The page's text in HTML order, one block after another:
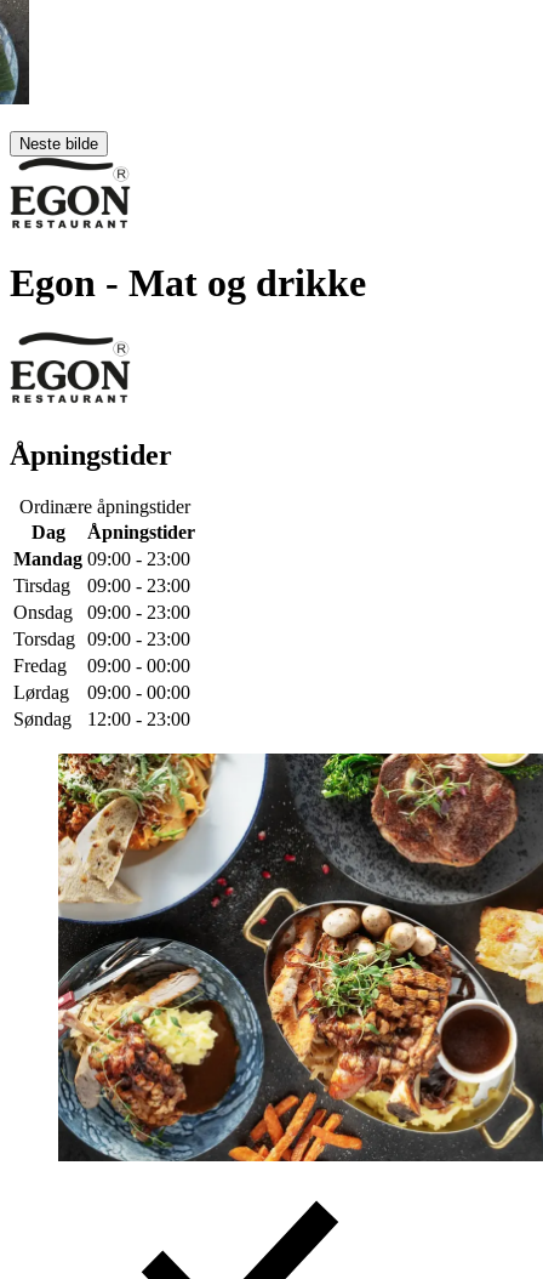
Neste bilde
Egon - Mat og drikke
Åpningstider
Ordinære åpningstider
Dag
Åpningstider
Mandag 09:00 - 23:00
Tirsdag
09:00 - 23:00
Onsdag
09:00 - 23:00
Torsdag 09:00 - 23:00
Fredag
09:00 - 00:00
Lørdag
09:00 - 00:00
Søndag
12:00 - 23:00